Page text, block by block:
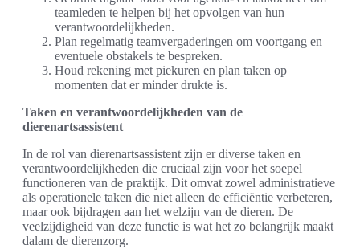
teamleden te helpen bij het opvolgen van hun
verantwoordelijkheden.
Plan regelmatig teamvergaderingen om voortgang en
eventuele obstakels te bespreken.
Houd rekening met piekuren en plan taken op
momenten dat er minder drukte is.
Taken en verantwoordelijkheden van de
dierenartsassistent
In de rol van dierenartsassistent zijn er diverse taken en
verantwoordelijkheden die cruciaal zijn voor het soepel
functioneren van de praktijk. Dit omvat zowel administratieve
als operationele taken die niet alleen de efficiëntie verbeteren,
maar ook bijdragen aan het welzijn van de dieren. De
veelzijdigheid van deze functie is wat het zo belangrijk maakt
dalam de dierenzorg.